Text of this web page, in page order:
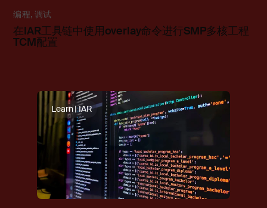
编程, 调试
在IAR工具链中使用overlay命令进行SMP多核工程
TCM配置
Learn | IAR